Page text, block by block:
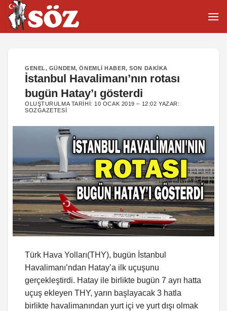
İçeriğe
atla
GENEL, GÜNDEM,ÖNEMLI HABER,SON DAKIKA
İstanbul Havalimanı’nın rotası
bugün Hatay’ı gösterdi
OLUŞTURULMA TARIHI: 10 OCAK 2019 – 12:02 YAZAR:
SOZGAZETESI
Türk Hava Yolları(THY), bugün İstanbul
Havalimanı’ndan Hatay’a ilk uçuşunu
gerçekleştirdi. Hatay ile birlikte bugün 7 ayrı hatta
uçuş ekleyen THY, yarın başlayacak 3 hatla
birlikte havalimanından yurt içi ve yurt dışı olmak